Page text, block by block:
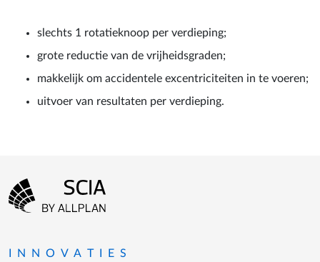
slechts 1 rotatieknoop per verdieping;
grote reductie van de vrijheidsgraden;
makkelijk om accidentele excentriciteiten in te voeren;
uitvoer van resultaten per verdieping.
Footer-menu
INNOVATIES